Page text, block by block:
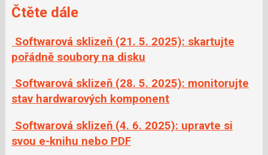
Čtěte dále
Softwarová sklizeň (21. 5. 2025): skartujte
pořádně soubory na disku
Softwarová sklizeň (28. 5. 2025): monitorujte
stav hardwarových komponent
Softwarová sklizeň (4. 6. 2025): upravte si
svou e-knihu nebo PDF